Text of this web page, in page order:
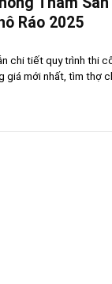
Ráo 2025
chi tiết quy trình thi
giá mới nhất, tìm thợ